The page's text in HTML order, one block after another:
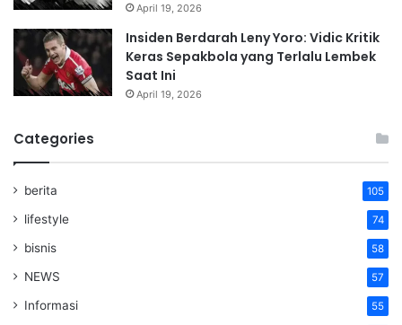
April 19, 2026
Insiden Berdarah Leny Yoro: Vidic Kritik
Keras Sepakbola yang Terlalu Lembek
Saat Ini
April 19, 2026
Categories
berita 105
lifestyle 74
bisnis 58
NEWS 57
Informasi 55